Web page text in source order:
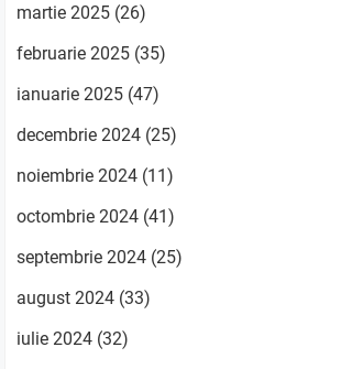
martie 2025 (26)
februarie 2025 (35)
ianuarie 2025 (47)
decembrie 2024 (25)
noiembrie 2024 (11)
octombrie 2024 (41)
septembrie 2024 (25)
august 2024 (33)
iulie 2024 (32)